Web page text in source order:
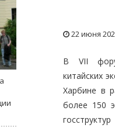
22 июня
В VII
китайских
Харбине в
более 150